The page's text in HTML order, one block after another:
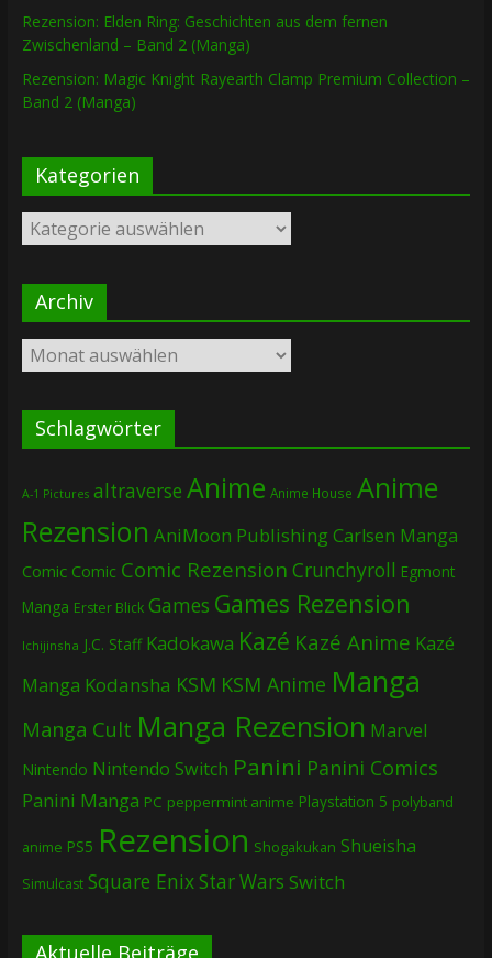
Rezension: Elden Ring: Geschichten aus dem fernen
Zwischenland – Band 2 (Manga)
Rezension: Magic Knight Rayearth Clamp Premium Collection –
Band 2 (Manga)
Kategorien
Kategorien
Archiv
Archiv
Schlagwörter
A-1 Pictures altraverse Anime Anime House Anime
Rezension AniMoon PublishingCarlsen Manga
Comic Comic Comic Rezension Crunchyroll Egmont
Manga Erster Blick Games Games Rezension
Ichijinsha J.C. Staff Kadokawa Kazé Kazé Anime Kazé
Manga Kodansha KSM KSM Anime Manga
Manga Cult Manga Rezension Marvel
Nintendo Nintendo Switch Panini Panini Comics
Panini Manga PC peppermint anime Playstation 5 polyband
anime PS5 Rezension Shogakukan Shueisha
Simulcast Square EnixStar Wars Switch